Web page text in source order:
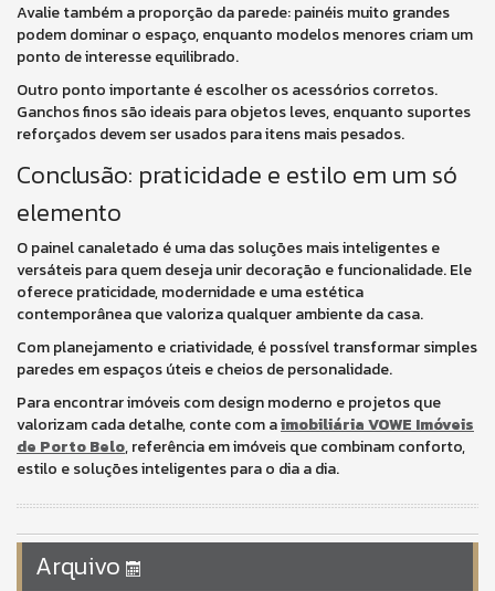
Avalie também a proporção da parede: painéis muito grandes
podem dominar o espaço, enquanto modelos menores criam um
ponto de interesse equilibrado.
Outro ponto importante é escolher os acessórios corretos.
Ganchos finos são ideais para objetos leves, enquanto suportes
reforçados devem ser usados para itens mais pesados.
Conclusão: praticidade e estilo em um só
elemento
O painel canaletado é uma das soluções mais inteligentes e
versáteis para quem deseja unir decoração e funcionalidade. Ele
oferece praticidade, modernidade e uma estética
contemporânea que valoriza qualquer ambiente da casa.
Com planejamento e criatividade, é possível transformar simples
paredes em espaços úteis e cheios de personalidade.
Para encontrar imóveis com design moderno e projetos que
valorizam cada detalhe, conte com aimobiliária VOWE Imóveis
de Porto Belo, referência em imóveis que combinam conforto,
estilo e soluções inteligentes para o dia a dia.
Arquivo